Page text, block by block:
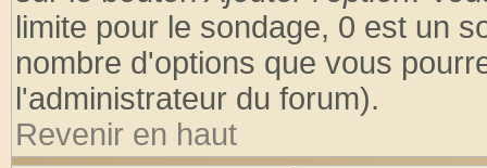
limite pour le sondage, 0 est un
nombre d'options que vous
l'administrateur du forum).
Revenir en haut